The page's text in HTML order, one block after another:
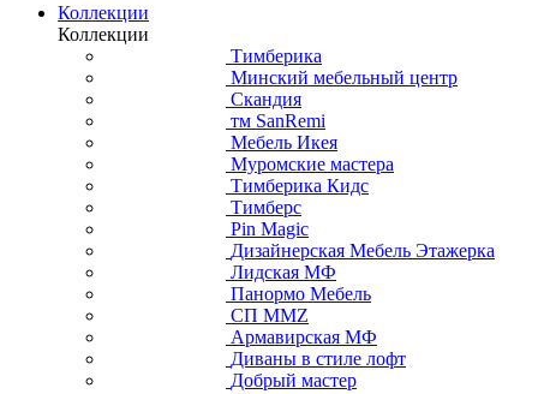
Коллекции
Коллекции
Тимберика
Минский мебельный центр
Скандия
тм SanRemi
Мебель Икея
Муромские мастера
Тимберика Кидс
Тимберс
Pin Magic
Дизайнерская Мебель Этажерка
Лидская МФ
Панормо Мебель
СП ММZ
Армавирская МФ
Диваны в стиле лофт
Добрый мастер